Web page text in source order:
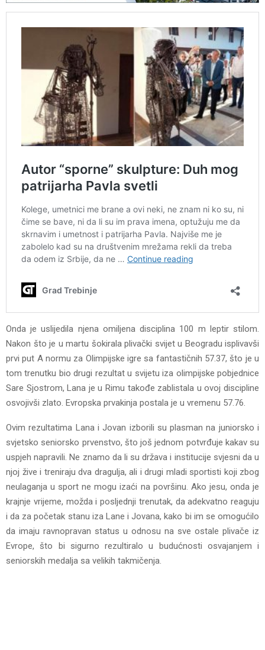
Onda je uslijedila njena omiljena disciplina 100 m leptir stilom.
Nakon što je u martu šokirala plivački svijet u Beogradu isplivavši
prvi put A normu za Olimpijske igre sa fantastičnih 57.37, što je u
tom trenutku bio drugi rezultat u svijetu iza olimpijske pobjednice
Sare Sjostrom, Lana je u Rimu takođe zablistala u ovoj discipline
osvojivši zlato. Evropska prvakinja postala je u vremenu 57.76.
Ovim rezultatima Lana i Jovan izborili su plasman na juniorsko i
svjetsko seniorsko prvenstvo, što još jednom potvrđuje kakav su
uspjeh napravili. Ne znamo da li su država i institucije svjesni da u
njoj žive i treniraju dva dragulja, ali i drugi mladi sportisti koji zbog
neulaganja u sport ne mogu izaći na površinu. Ako jesu, onda je
krajnje vrijeme, možda i posljednji trenutak, da adekvatno reaguju
i da za početak stanu iza Lane i Jovana, kako bi im se omogućilo
da imaju ravnopravan status u odnosu na sve ostale plivače iz
Evrope, što bi sigurno rezultiralo u budućnosti osvajanjem i
seniorskih medalja sa velikih takmičenja.